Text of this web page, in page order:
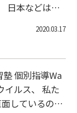
日本などは大
です。 民主主
・政治経済で
ィブ・前向き
でも大切です
。 先生も、
2020.03.17
個別指導Wa
ルス、 私た
しているのか